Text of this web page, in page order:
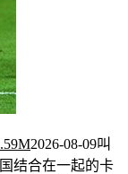
2026-08-09叫
结合在一起的卡